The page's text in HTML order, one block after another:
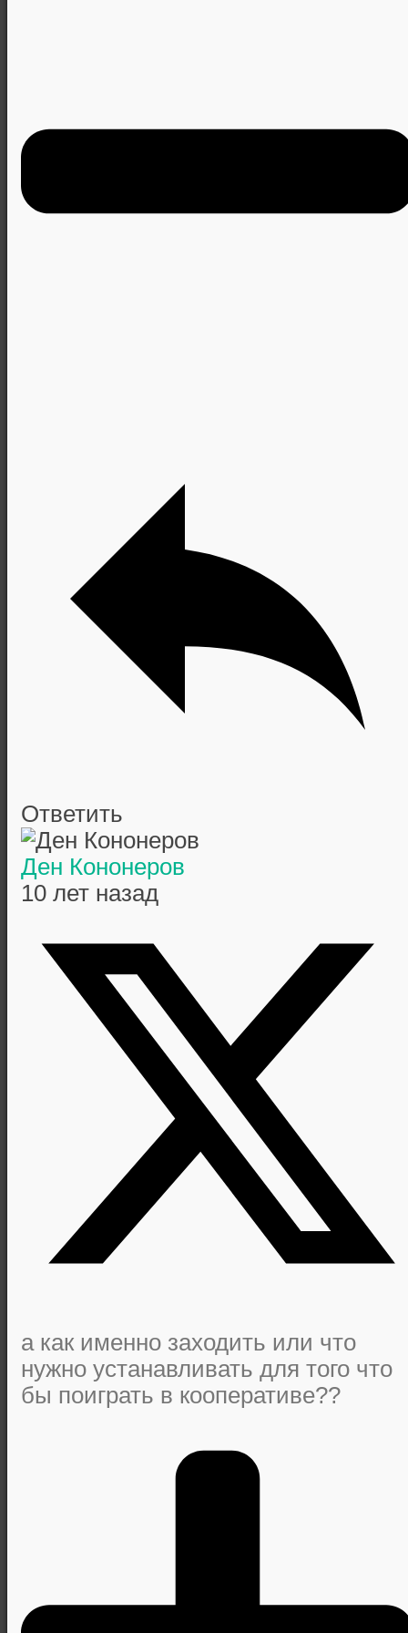
Ответить
Ден Кононеров
10 лет назад
а как именно заходить или что
нужно устанавливать для того что
бы поиграть в кооперативе??